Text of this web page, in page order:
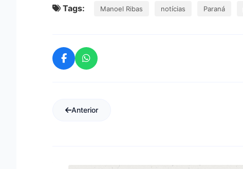
Tags: Manoel Ribas notícias Paraná
Anterior